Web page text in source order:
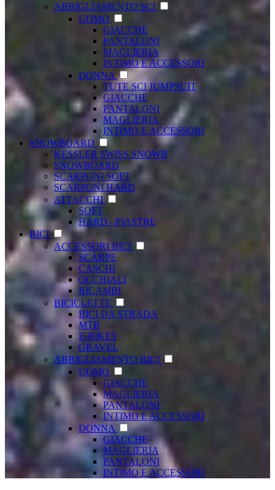
ABBIGLIAMENTO SCI
UOMO
GIACCHE
PANTALONI
MAGLIERIA
INTIMO E ACCESSORI
DONNA
TUTE SCI JUMPSUIT
GIACCHE
PANTALONI
MAGLIERIA
INTIMO E ACCESSORI
SNOWBOARD
KESSLER SWISS SNOWB
SNOWBOARD
SCARPONI SOFT
SCARPONI HARD
ATTACCHI
SOFT
HARD - PIASTRE
BICI
ACCESSORI BICI
SCARPE
CASCHI
OCCHIALI
RICAMBI
BICICLETTE
BICI DA STRADA
MTB
E-BIKES
GRAVEL
ABBIGLIAMENTO BICI
UOMO
GIACCHE
MAGLIERIA
PANTALONI
INTIMO E ACCESSORI
DONNA
GIACCHE
MAGLIERIA
PANTALONI
INTIMO E ACCESSORI